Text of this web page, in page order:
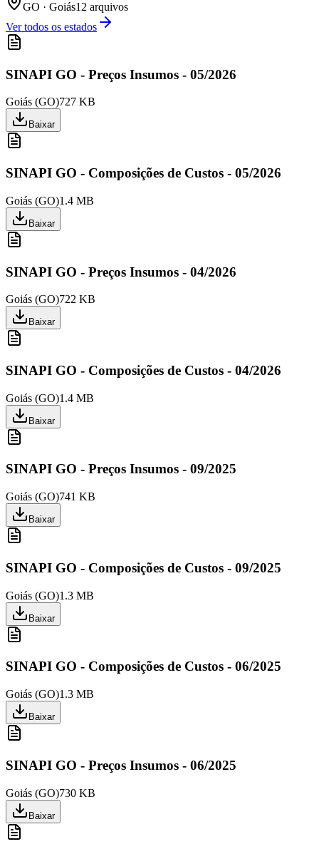
GO · Goiás12 arquivos
Ver todos os estados
SINAPI GO - Preços Insumos - 05/2026
Goiás (GO)727 KB
Baixar
SINAPI GO - Composições de Custos - 05/2026
Goiás (GO)1.4 MB
Baixar
SINAPI GO - Preços Insumos - 04/2026
Goiás (GO)722 KB
Baixar
SINAPI GO - Composições de Custos - 04/2026
Goiás (GO)1.4 MB
Baixar
SINAPI GO - Preços Insumos - 09/2025
Goiás (GO)741 KB
Baixar
SINAPI GO - Composições de Custos - 09/2025
Goiás (GO)1.3 MB
Baixar
SINAPI GO - Composições de Custos - 06/2025
Goiás (GO)1.3 MB
Baixar
SINAPI GO - Preços Insumos - 06/2025
Goiás (GO)730 KB
Baixar